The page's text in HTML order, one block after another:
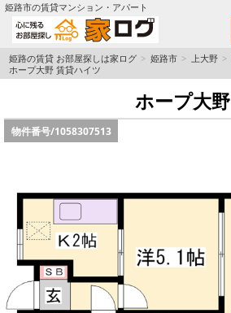
姫路市の賃貸マンション・アパート
TOPページ
ペットOK物件
初期費用リーズナブル物件
都市ガス物件
姫路の賃貸 お部屋探しは家ログ 姫路市 上大野
ホープ大野 賃貸ハイツ
ホープ大野
物件番号/1058307513